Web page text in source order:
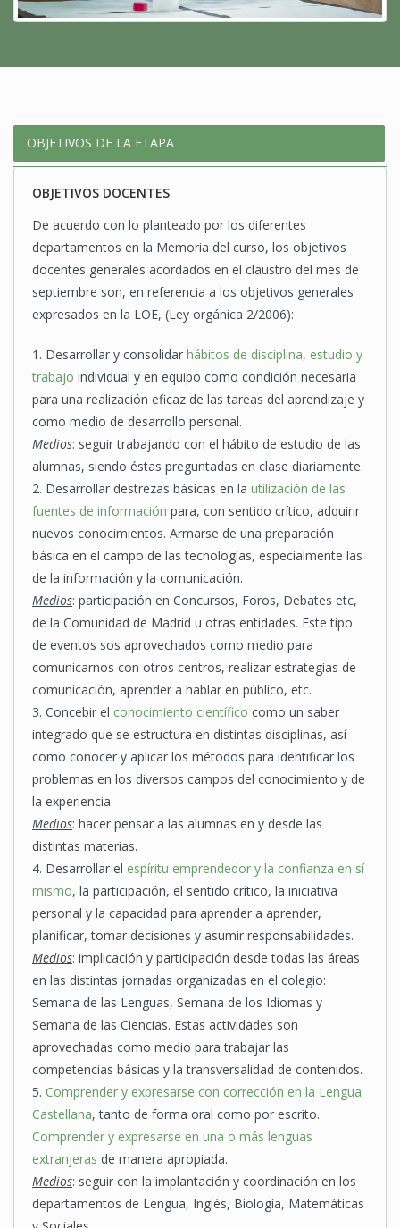
OBJETIVOS DE LA ETAPA
OBJETIVOS DOCENTES
De acuerdo con lo planteado por los diferentes
departamentos en la Memoria del curso, los objetivos
docentes generales acordados en el claustro del mes de
septiembre son, en referencia a los objetivos generales
expresados en la LOE, (Ley orgánica 2/2006):
1. Desarrollar y consolidar hábitos de disciplina, estudio y
trabajo individual y en equipo como condición necesaria
para una realización eficaz de las tareas del aprendizaje y
como medio de desarrollo personal.
Medios: seguir trabajando con el hábito de estudio de las
alumnas, siendo éstas preguntadas en clase diariamente.
2. Desarrollar destrezas básicas en la utilización de las
fuentes de información para, con sentido crítico, adquirir
nuevos conocimientos. Armarse de una preparación
básica en el campo de las tecnologías, especialmente las
de la información y la comunicación.
Medios: participación en Concursos, Foros, Debates etc,
de la Comunidad de Madrid u otras entidades. Este tipo
de eventos sos aprovechados como medio para
comunicarnos con otros centros, realizar estrategias de
comunicación, aprender a hablar en público, etc.
3. Concebir el conocimiento científico como un saber
integrado que se estructura en distintas disciplinas, así
como conocer y aplicar los métodos para identificar los
problemas en los diversos campos del conocimiento y de
la experiencia.
Medios: hacer pensar a las alumnas en y desde las
distintas materias.
4. Desarrollar el espíritu emprendedor y la confianza en sí
mismo, la participación, el sentido crítico, la iniciativa
personal y la capacidad para aprender a aprender,
planificar, tomar decisiones y asumir responsabilidades.
Medios: implicación y participación desde todas las áreas
en las distintas jornadas organizadas en el colegio:
Semana de las Lenguas, Semana de los Idiomas y
Semana de las Ciencias. Estas actividades son
aprovechadas como medio para trabajar las
competencias básicas y la transversalidad de contenidos.
5. Comprender y expresarse con corrección en la Lengua
Castellana, tanto de forma oral como por escrito.
Comprender y expresarse en una o más lenguas
extranjeras de manera apropiada.
Medios: seguir con la implantación y coordinación en los
departamentos de Lengua, Inglés, Biología, Matemáticas